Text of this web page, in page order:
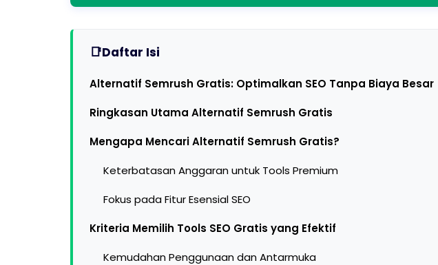
Daftar Isi
Alternatif Semrush Gratis: Optimalkan SEO Tanpa Biaya Besar
Ringkasan Utama Alternatif Semrush Gratis
Mengapa Mencari Alternatif Semrush Gratis?
Keterbatasan Anggaran untuk Tools Premium
Fokus pada Fitur Esensial SEO
Kriteria Memilih Tools SEO Gratis yang Efektif
Kemudahan Penggunaan dan Antarmuka